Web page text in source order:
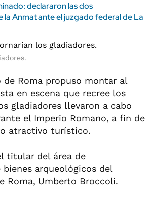
declararon las dos
la Anmat ante el juzgado federal de La
de Roma propuso montar al
en escena que recree los
gladiadores llevaron a cabo
el Imperio Romano, a fin de
atractivo turístico.
titular del área de
bienes arqueológicos del
Roma, Umberto Broccoli.